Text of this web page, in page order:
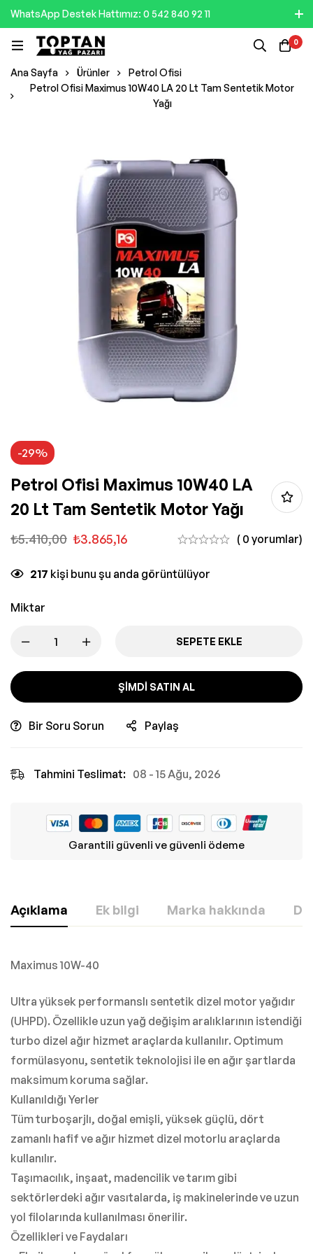
WhatsApp Destek Hattımız: 0 542 840 92 11
0
Ana Sayfa Ürünler
Petrol Ofisi
Petrol Ofisi Maximus 10W40 LA 20 Lt Tam Sentetik Motor
Yağı
-29%
Petrol Ofisi Maximus 10W40 LA
20 Lt Tam Sentetik Motor Yağı
₺5.410,00 ₺3.865,16 ( 0 yorumlar)
217 kişi bunu şu anda görüntülüyor
Miktar
SEPETE EKLE
ŞIMDI SATIN AL
Bir Soru Sorun Paylaş
Tahmini Teslimat: 08 - 15 Ağu, 2026
Garantili güvenli ve güvenli ödeme
Açıklama Ek bilgi Marka hakkında
Maximus 10W-40
Ultra yüksek performanslı sentetik dizel motor yağıdır
(UHPD). Özellikle uzun yağ değişim aralıklarının istendiği
turbo dizel ağır hizmet araçlarda kullanılır. Optimum
formülasyonu, sentetik teknolojisi ile en ağır şartlarda
maksimum koruma sağlar.
Kullanıldığı Yerler
Tüm turboşarjlı, doğal emişli, yüksek güçlü, dört
zamanlı hafif ve ağır hizmet dizel motorlu araçlarda
kullanılır.
Taşımacılık, inşaat, madencilik ve tarım gibi
sektörlerdeki ağır vasıtalarda, iş makinelerinde ve uzun
yol filolarında kullanılması önerilir.
Özellikleri ve Faydaları